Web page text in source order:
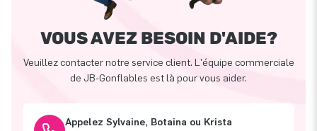
VOUS AVEZ BESOIN D'AIDE?
Veuillez contacter notre service client. L'équipe commerciale
de JB-Gonflables est là pour vous aider.
Appelez Sylvaine, Botaina ou Krista